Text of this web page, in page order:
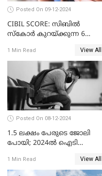
Posted On 09-12-2024
CIBIL SCORE: സിബിൽ
സ്കോർ കുറയ്ക്കുന്ന 6
1 Min Read View All
Posted On 08-12-2024
1.5 ലക്ഷം പേരുടെ ജോലി
പോയി; 2024ൽ ഐടി
1 Min Read View All